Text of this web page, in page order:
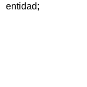
entidad;